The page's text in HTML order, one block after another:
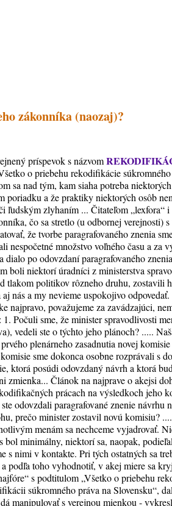
zákonníka (naozaj)?
príspevok s názvom
o priebehu rekodifikácie
sa nad tým, kam siaha potreba
poriadku a že praktiky niektorých osôb
zlyhaním ... Čitateľom „lexfora“ i
čo sa stretlo (u odbornej verejnosti)
že tvorbe paragrafovaného znenia
nespočetné množstvo voľného času a za
po odovzdaní paragrafovaného
boli niektorí úradníci z ministerstva
tlakom politikov rôzneho druhu, zostavili
nás a my nevieme uspokojivo
najpravo, považujeme za zavádzajúci,
Počuli sme, že minister spravodlivosti
vedeli ste o týchto jeho plánoch? .....
plenárneho zasadnutia novej
sme dokonca osobne rozprávali s
ktorá posúdi odovzdaný návrh a ktorá
Článok na najprave o akejsi
prácach na výsledkoch jeho
odovzdali paragrafované znenie návrhu
prečo minister zostavil novú komisiu?
menám sa nechceme vyjadrovať.
minimálny, niektorí sa, naopak,
s nimi v kontakte. Pri tých ostatných sa
podľa toho vyhodnotiť, v akej miere sa
s podtitulom „Všetko o priebehu
súkromného práva na Slovensku“,
manipulovať s verejnou mienkou -